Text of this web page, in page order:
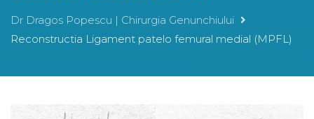
Dr Dragos Popescu | Chirurgia Genunchiului
Reconstructia Ligament patelo femural medial (MPFL)